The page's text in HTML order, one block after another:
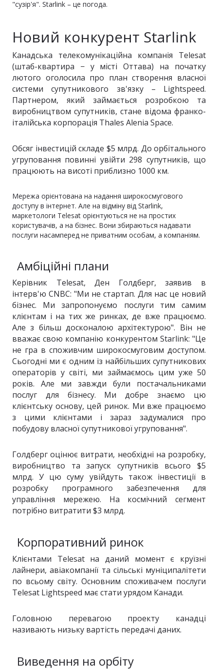
"сузір'я". Starlink – це погода.
Новий конкурент Starlink
Канадська телекомунікаційна компанія Telesat
(штаб-квартира − у місті Оттава) на початку
лютого оголосила про план створення власної
системи супутникового зв'язку – Lightspeed.
Партнером, який займається розробкою та
виробництвом супутників, стане відома франко-
італійська корпорація Thales Alenia Space.
Обсяг інвестицій складе $5 млрд. До орбітального
угруповання повинні увійти 298 супутників, що
працюють на висоті приблизно 1000 км.
Мережа орієнтована на надання широкосмугового
доступу в інтернет. Але на відміну від Starlink,
маркетологи Telesat орієнтуються не на простих
користувачів, а на бізнес. Вони збираються надавати
послуги насамперед не приватним особам, а компаніям.
Амбіційні плани
Керівник Telesat, Ден Голдберг, заявив в
інтерв'ю CNBC: "Ми не стартап. Для нас це новий
бізнес. Ми запропонуємо послуги тим самим
клієнтам і на тих же ринках, де вже працюємо.
Але з більш досконалою архітектурою". Він не
вважає свою компанію конкурентом Starlink: "Це
не гра в споживчим широкосмуговим доступом.
Сьогодні ми є одним із найбільших супутникових
операторів у світі, ми займаємось цим уже 50
років. Але ми завжди були постачальниками
послуг для бізнесу. Ми добре знаємо цю
клієнтську основу, цей ринок. Ми вже працюємо
з цими клієнтами і зараз задумалися про
побудову власної супутникової угруповання".
Голдберг оцінює витрати, необхідні на розробку,
виробництво та запуск супутників всього $5
млрд. У цю суму увійдуть також інвестиції в
розробку програмного забезпечення для
управління мережею. На космічний сегмент
потрібно витратити $3 млрд.
Корпоративний ринок
Клієнтами Telesat на даний момент є круїзні
лайнери, авіакомпанії та сільські муніципалітети
по всьому світу. Основним споживачем послуги
Telesat Lightspeed має стати урядом Канади.
Головною перевагою проекту канадці
називають низьку вартість передачі даних.
Виведення на орбіту